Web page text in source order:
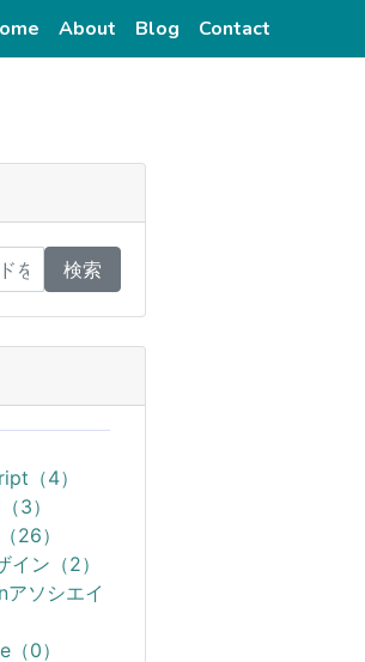
(current)
About (current)
Blog (current)
Contact
検索
（4）
3）
26）
イン（2）
ソシエイ
0）